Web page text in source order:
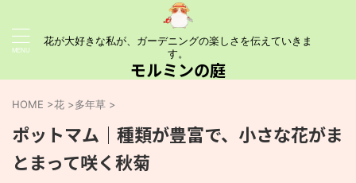
花が大好きな私が、ガーデニングの楽しさを伝えていきま
す。
モルミンの庭
HOME >花 >多年草 >
ポットマム｜種類が豊富で、小さな花がま
とまって咲く秋菊